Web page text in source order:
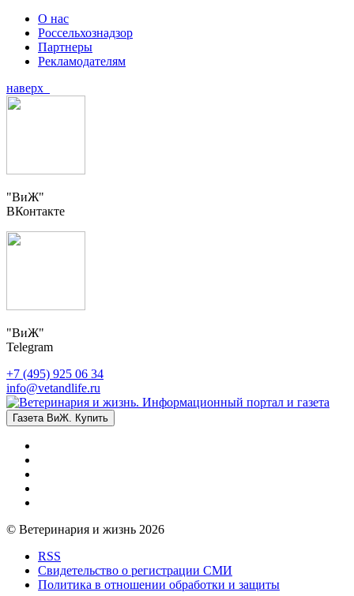
О нас
Россельхознадзор
Партнеры
Рекламодателям
наверх
"ВиЖ"
ВКонтакте
"ВиЖ"
Telegram
+7 (495) 925 06 34
info@vetandlife.ru
Газета ВиЖ. Купить
© Ветеринария и жизнь 2026
RSS
Свидетельство о регистрации СМИ
Политика в отношении обработки и защиты